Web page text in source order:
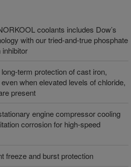
coolants includes Dow’s
with our tried-and-true phosphate
term protection of cast iron,
when elevated levels of chloride,
present
engine compressor cooling
corrosion for high-speed
freeze and burst protection